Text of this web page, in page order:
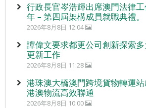
行政長官岑浩輝出席澳門法律
年 – 第四屆架構成員就職典禮。
2026年8月8日 12:04
譚偉文要求都更公司創新探索
更新工作
2026年8月8日 11:28
港珠澳大橋澳門跨境貨物轉運
港澳物流高效聯通
2026年8月8日 10:00